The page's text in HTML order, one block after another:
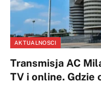
AKTUALNOSCI
Transmisja AC
TV i online. Gdzie